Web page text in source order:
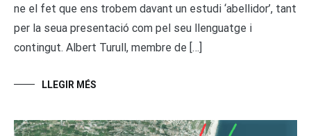
ne el fet que ens trobem davant un estudi ‘abellidor’, tant
per la seua presentació com pel seu llenguatge i
contingut. Albert Turull, membre de […]
LLEGIR MÉS